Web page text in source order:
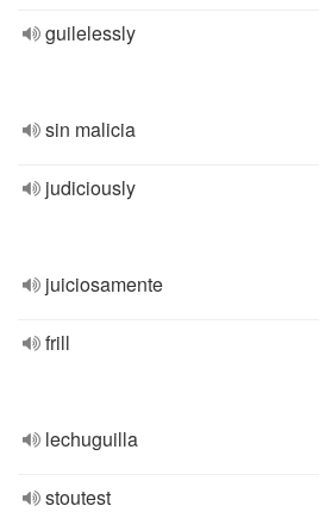
guilelessly
sin malicia
judiciously
juiciosamente
frill
lechuguilla
stoutest